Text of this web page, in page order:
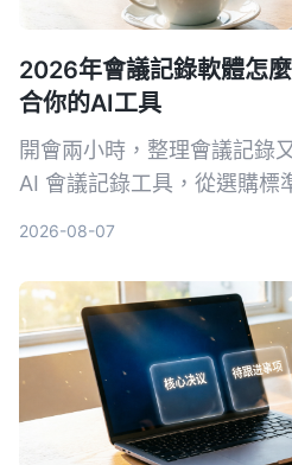
2026年會議記錄軟體怎
合你的AI工具
開會兩小時，整理會議記錄
AI 會議記錄工具，從選購標
可體驗。
2026-08-07